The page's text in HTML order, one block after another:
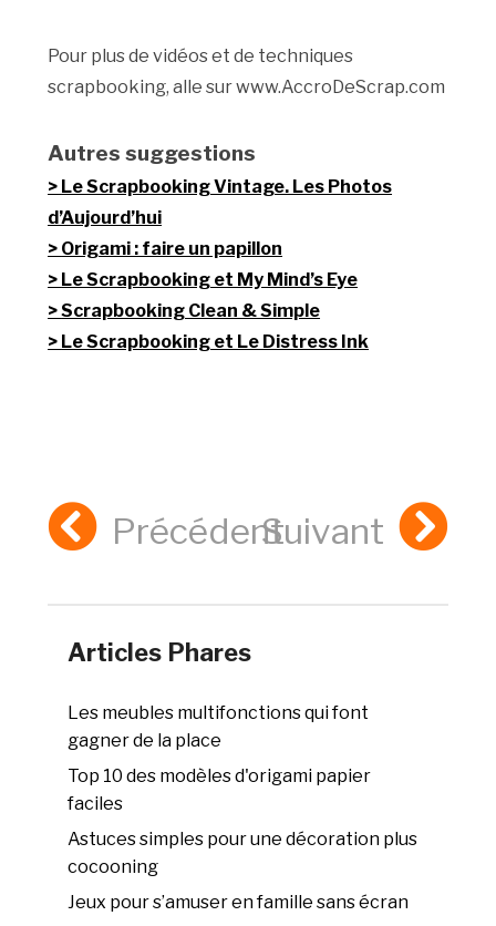
Pour plus de vidéos et de techniques
scrapbooking, alle sur www.AccroDeScrap.com
Autres suggestions
Le Scrapbooking Vintage. Les Photos
d’Aujourd’hui
Origami : faire un papillon
Le Scrapbooking et My Mind’s Eye
Scrapbooking Clean & Simple
Le Scrapbooking et Le Distress Ink
PrécédentSuivant
Articles Phares
Les meubles multifonctions qui font
gagner de la place
Top 10 des modèles d'origami papier
faciles
Astuces simples pour une décoration plus
cocooning
Jeux pour s’amuser en famille sans écran